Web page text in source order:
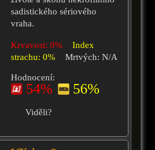
sadistického sériového
vraha.
Krvavost: 0%
Index
strachu: 0%
Mrtvých: N/A
Hodnocení:
54% 56%
Viděli?